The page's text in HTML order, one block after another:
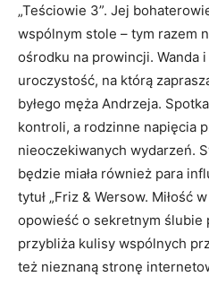
„Teściowie 3”. Jej
wspólnym stole – tym razem
ośrodku na prowincji. Wanda
uroczystość, na którą
byłego męża Andrzeja.
kontroli, a rodzinne napięcia
nieoczekiwanych wydarzeń.
będzie miała również para
tytuł „Friz & Wersow. Miłość
opowieść o sekretnym ślubie
przybliża kulisy wspólnych
też nieznaną stronę